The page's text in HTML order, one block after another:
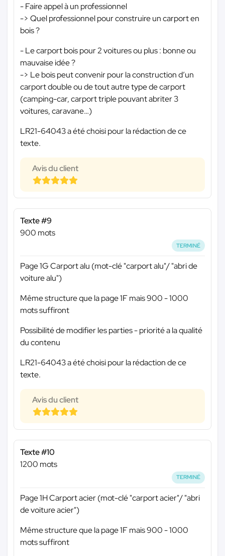
- Faire appel à un professionnel
-> Quel professionnel pour construire un carport en
bois ?
- Le carport bois pour 2 voitures ou plus : bonne ou
mauvaise idée ?
-> Le bois peut convenir pour la construction d’un
carport double ou de tout autre type de carport
(camping-car, carport triple pouvant abriter 3
voitures, caravane…)
LR21-64043 a été choisi pour la rédaction de ce
texte.
Avis du client
Texte #9
900 mots
TERMINÉ
Page 1G Carport alu (mot-clé "carport alu"/ "abri de
voiture alu")
Même structure que la page 1F mais 900 - 1000
mots suffiront
Possibilité de modifier les parties - priorité a la qualité
du contenu
LR21-64043 a été choisi pour la rédaction de ce
texte.
Avis du client
Texte #10
1200 mots
TERMINÉ
Page 1H Carport acier (mot-clé "carport acier"/ "abri
de voiture acier")
Même structure que la page 1F mais 900 - 1000
mots suffiront